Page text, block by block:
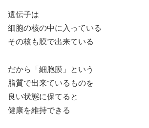
遺伝子は
細胞の核の中に入っている
その核も膜で出来ている
だから「細胞膜」という
脂質で出来ているものを
良い状態に保てると
健康を維持できる